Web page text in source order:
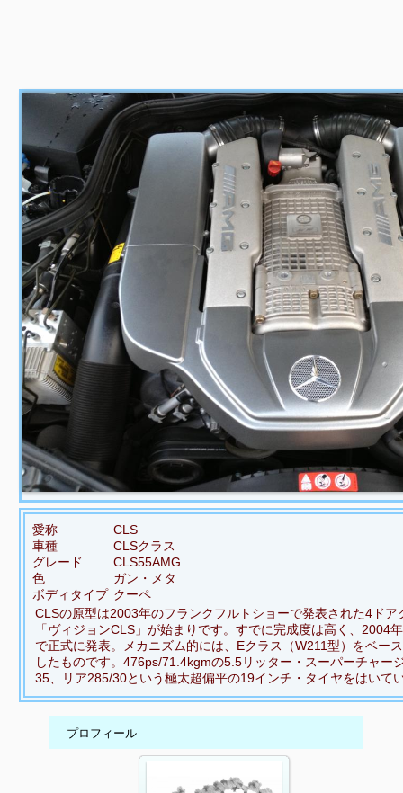
愛称
CLS
車種
CLSクラス
グレード
CLS55AMG
色
ガン・メタ
ボディタイプ クーペ
CLSの原型は2003年のフランクフルトショーで発表された4ドア
「ヴィジョンCLS」が始まりです。すでに完成度は高く、2004
で正式に発表。メカニズム的には、Eクラス（W211型）をベー
したものです。476ps/71.4kgmの5.5リッター・スーパーチャー
35、リア285/30という極太超偏平の19インチ・タイヤをはいて
プロフィール